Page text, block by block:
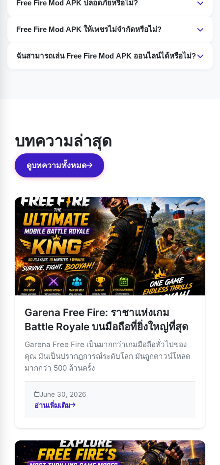
Free Fire Mod APK ปลอดภัยหรือไม่?
Free Fire Mod APK ให้เพชรไม่จำกัดหรือไม่?
และอาจใช้งานไม่ได้ตามที่คาดหวัง
ฉันสามารถเล่น Free Fire Mod APK ออนไลน์ได้หรือไม่?
บทความล่าสุด
ดูบทความทั้งหมด
Garena Free Fire: ราชาแห่งเกม
Battle Royale บนมือถือที่ยิ่งใหญ่ที่สุด
Garena Free Fire เป็นมากกว่าเกมมือถือทั่วไปของ
คุณ มันเป็นปรากฏการณ์ระดับโลก มันถูกดาวน์โหลด
มากกว่า 500 ล้านครั้ง
June 30, 2026
อ่านเพิ่มเติม
about Garena Free Fire: ราชาแห่งเกม Battle Royale บ